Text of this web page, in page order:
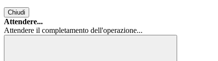
Chiudi
Attendere...
Attendere il completamento dell'operazione...